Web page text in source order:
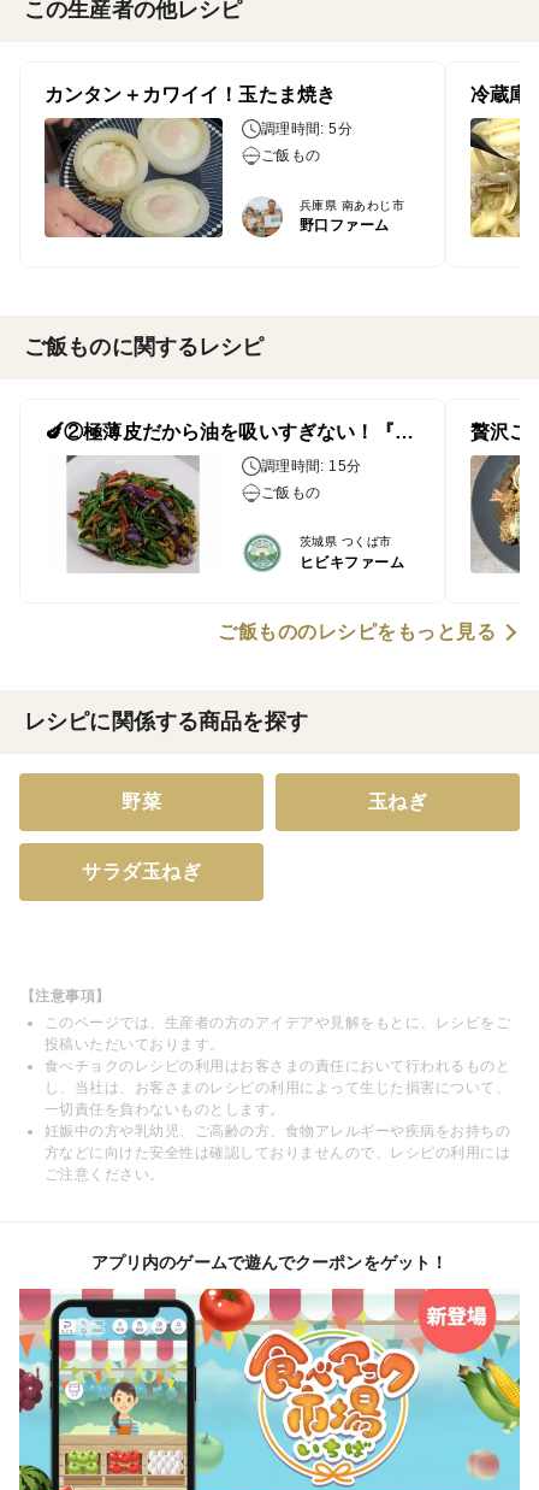
この生産者の他レシピ
カンタン＋カワイイ！玉たま焼き
調理時間: 5分
ご飯もの
兵庫県 南あわじ市
野口ファーム
ご飯ものに関するレシピ
🍆②極薄皮だから油を吸いすぎない！『ロングインゲンと（杭茄）長なすの豚肉炒め』
調理時間: 15分
ご飯もの
茨城県 つくば市
ヒビキファーム
ご飯もののレシピをもっと見る
レシピに関係する商品を探す
野菜 玉ねぎ
サラダ玉ねぎ
【注意事項】
このページでは、生産者の方のアイデアや見解をもとに、レシピをご
投稿いただいております。
食べチョクのレシピの利用はお客さまの責任において行われるものと
し、当社は、お客さまのレシピの利用によって生じた損害について、
一切責任を負わないものとします。
妊娠中の方や乳幼児、ご高齢の方、食物アレルギーや疾病をお持ちの
方などに向けた安全性は確認しておりませんので、レシピの利用には
ご注意ください。
アプリ内のゲームで遊んでクーポンをゲット！